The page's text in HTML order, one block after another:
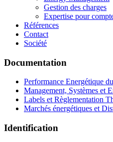
Gestion des charges
Expertise pour
Références
Contact
Société
Documentation
Performance Energétique
Management, Systèmes et
Labels et Règlementation
Marchés énergétiques et
Identification